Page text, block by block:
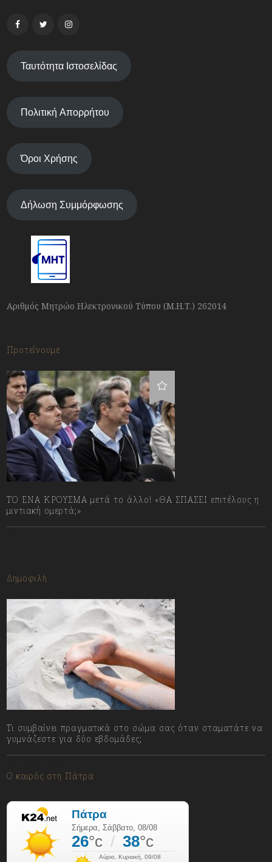
Ταυτότητα Ιστοσελίδας
Πολιτική Απορρήτου
Όροι Χρήσης
Δήλωση Συμμόρφωσης
Αριθμός Μητρώο Ηλεκτρονικού Τύπου (Μ.Η.Τ.) 262014
Προτείνουμε
ΤΟ ΕΝΑ ΚΡΟΥΣΜΑ μετά το άλλο! «ΘΑ ΣΠΑΣΕΙ επιτέλους η
μιντιακή ομερτά;»
Δημοφιλή
Τι συμβαίνει πραγματικά στο σώμα σας όταν σταματάτε να
γυμνάζεστε για δύο εβδομάδες;
Ο καιρός στη Πάτρα